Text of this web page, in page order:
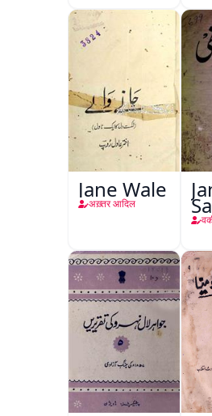
Jane Wale
अख़्तर आदिल